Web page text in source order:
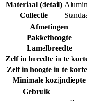
Materiaal (detail)
Collectie
Afmetingen
Pakkethoogte
Lamelbreedte
Zelf in breedte in te
Zelf in hoogte in te
Minimale kozijndiepte
Gebruik